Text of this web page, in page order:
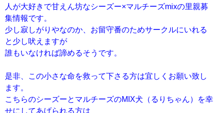
人が大好きで甘えん坊なシーズー×マルチーズmixの里親募
集情報です。
少し寂しがりやなのか、お留守番のためサークルにいれる
と少し吠えますが
誰もいなければ諦めるそうです。
是非、この小さな命を救って下さる方は宜しくお願い致し
ます。
こちらのシーズーとマルチーズのMIX犬（るりちゃん）を幸
せにしてあげられる方は